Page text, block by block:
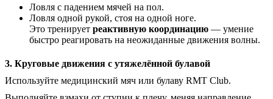
Ловля с падением мячей на пол.
Ловля одной рукой, стоя на одной ноге.
Это тренирует реактивную координацию — умение
быстро реагировать на неожиданные движения волны.
3. Круговые движения с утяжелённой булавой
Используйте медицинский мяч или булаву RMT Club.